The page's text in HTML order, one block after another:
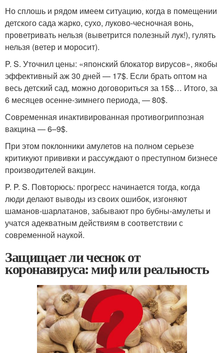
Но сплошь и рядом имеем ситуацию, когда в помещении
детского сада жарко, сухо, луково-чесночная вонь,
проветривать нельзя (выветрится полезный лук!), гулять
нельзя (ветер и моросит).
P. S. Уточнил цены: «японский блокатор вирусов», якобы
эффективный аж 30 дней — 17$. Если брать оптом на
весь детский сад, можно договориться за 15$… Итого, за
6 месяцев осенне-зимнего периода, — 80$.
Современная инактивированная противогриппозная
вакцина — 6–9$.
При этом поклонники амулетов на полном серьезе
критикуют прививки и рассуждают о преступном бизнесе
производителей вакцин.
P. P. S. Повторюсь: прогресс начинается тогда, когда
люди делают выводы из своих ошибок, изгоняют
шаманов-шарлатанов, забывают про бубны-амулеты и
учатся адекватным действиям в соответствии с
современной наукой.
Защищает ли чеснок от
коронавируса: миф или реальность